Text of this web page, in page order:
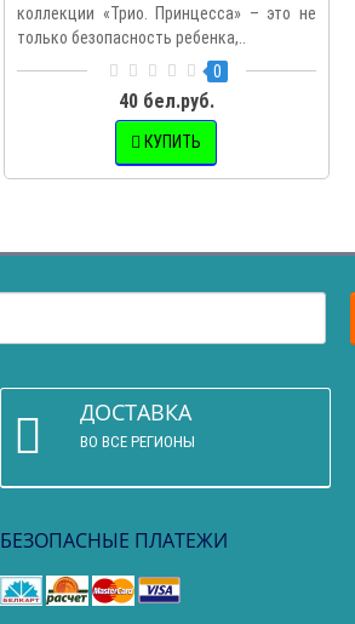
коллекции «Трио. Принцесса» – это не
только безопасность ребенка,..
0
40 бел.руб.
КУПИТЬ
ДОСТАВКА
ВО ВСЕ РЕГИОНЫ
БЕЗОПАСНЫЕ ПЛАТЕЖИ